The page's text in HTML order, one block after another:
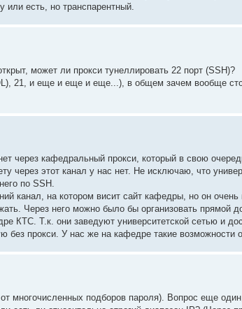
или есть, но транспарентный.
может ли прокси тунеллировать 22 порт (SSH)?
21, и еще и еще и еще...), в общем зачем вообще
через кафедральный прокси, который в свою
через этот канал у нас нет. Не исключаю, что
по SSH.
канал, на котором висит сайт кафедры, но он
Через него можно было бы организовать прямой
КТС. Т.к. они заведуют университетской сетью и
без прокси. У нас же на кафедре такие возможности
многочисленных подборов пароля). Вопрос еще